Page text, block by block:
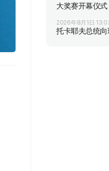
大奖赛开幕仪式
2026年8月1日
托卡耶夫总统